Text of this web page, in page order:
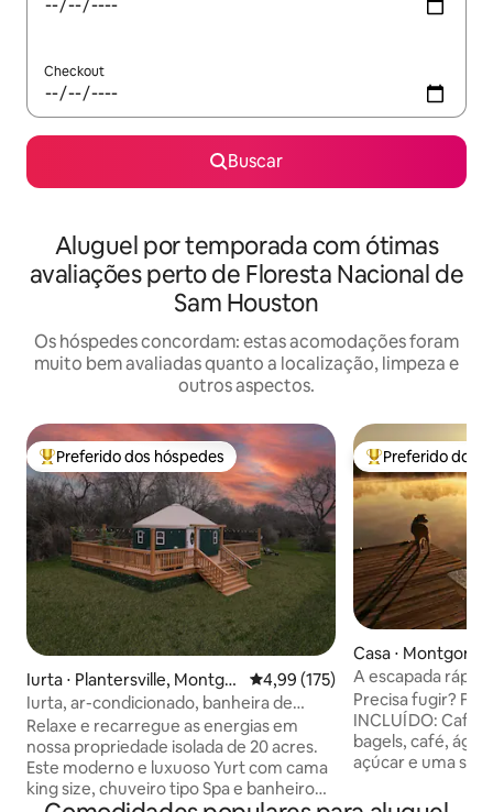
Checkout
Buscar
Aluguel por temporada com ótimas
avaliações perto de Floresta Nacional de
Sam Houston
Os hóspedes concordam: estas acomodações foram
muito bem avaliadas quanto a localização, limpeza e
outros aspectos.
Entre os melhores preferidos dos hóspedes
Preferido dos hóspedes
Iurta ⋅ Plantersville, Montgo
mery
4,99 de uma avaliação média de
4,99 (175)
Iurta, ar-condicionado, banheira de
hidromassagem, churrasqueira, deck
enorme, fogueira, lagoa
Relaxe e recarregue as energias em
nossa propriedade isolada de 20 acres.
Este moderno e luxuoso Yurt com cama
king size, chuveiro tipo Spa e banheiro
Entre os
Preferido dos
Casa ⋅
A escapada
privado!
Precisa fugir? Fizemos o trabalho!
INCLUÍDO: Café da manhã - ovos,
bagels, café,
açúcar e uma
Tem um barco?